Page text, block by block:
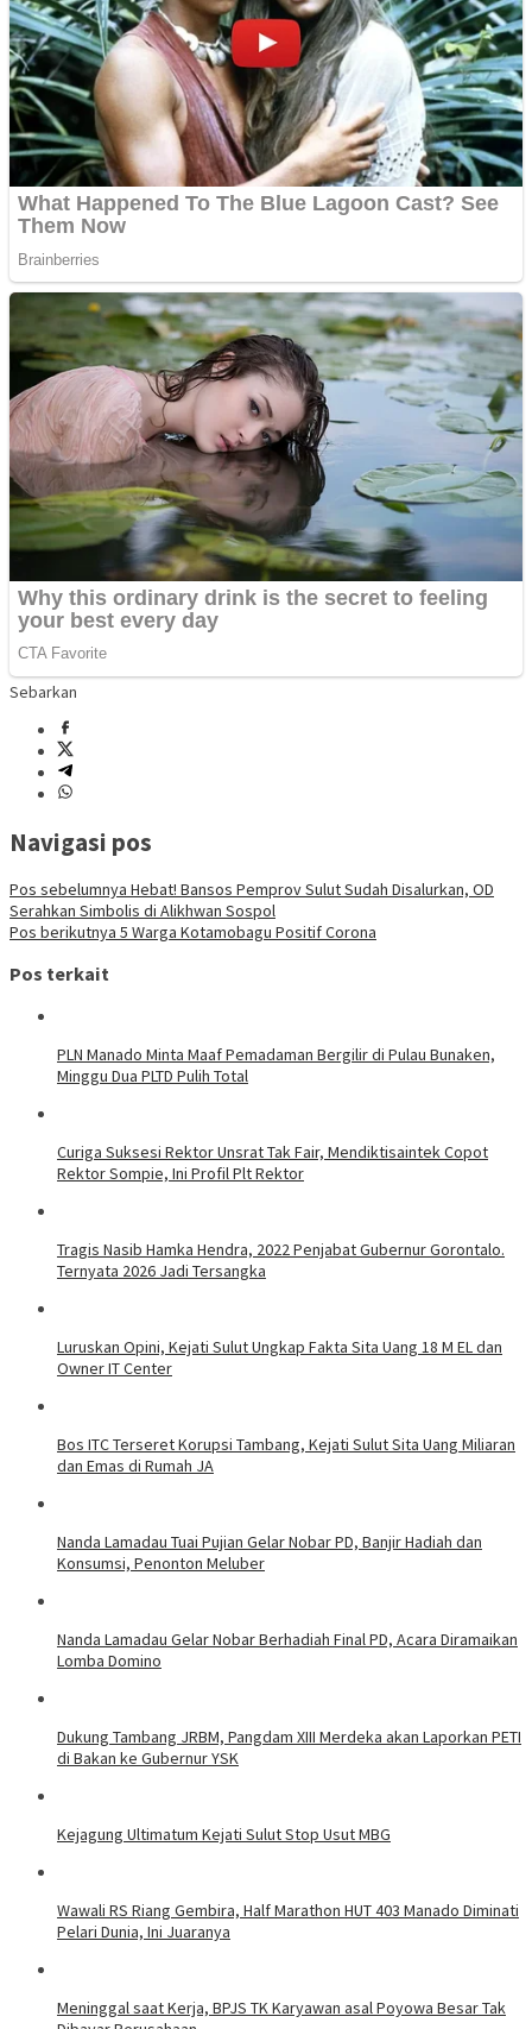
Sebarkan
Navigasi pos
Pos sebelumnya Hebat! Bansos Pemprov Sulut Sudah Disalurkan, OD
Serahkan Simbolis di Alikhwan Sospol
Pos berikutnya 5 Warga Kotamobagu Positif Corona
Pos terkait
PLN Manado Minta Maaf Pemadaman Bergilir di Pulau Bunaken,
Minggu Dua PLTD Pulih Total
Curiga Suksesi Rektor Unsrat Tak Fair, Mendiktisaintek Copot
Rektor Sompie, Ini Profil Plt Rektor
Tragis Nasib Hamka Hendra, 2022 Penjabat Gubernur Gorontalo.
Ternyata 2026 Jadi Tersangka
Luruskan Opini, Kejati Sulut Ungkap Fakta Sita Uang 18 M EL dan
Owner IT Center
Bos ITC Terseret Korupsi Tambang, Kejati Sulut Sita Uang Miliaran
dan Emas di Rumah JA
Nanda Lamadau Tuai Pujian Gelar Nobar PD, Banjir Hadiah dan
Konsumsi, Penonton Meluber
Nanda Lamadau Gelar Nobar Berhadiah Final PD, Acara Diramaikan
Lomba Domino
Dukung Tambang JRBM, Pangdam XIII Merdeka akan Laporkan PETI
di Bakan ke Gubernur YSK
Kejagung Ultimatum Kejati Sulut Stop Usut MBG
Wawali RS Riang Gembira, Half Marathon HUT 403 Manado Diminati
Pelari Dunia, Ini Juaranya
Meninggal saat Kerja, BPJS TK Karyawan asal Poyowa Besar Tak